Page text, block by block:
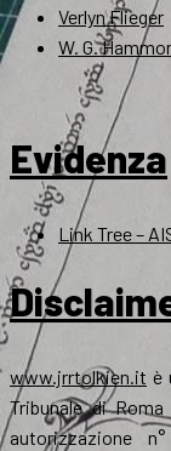
Verlyn Flieger
W. G.
Evidenza
Link Tree –
www.jrrtolkien.it è
Tribunale di
autorizzazione